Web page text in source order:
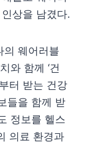
상을 남겼다.
의 웨어러블
와 함께 ‘건
터 받는 건강
들을 함께 받
정보를 헬스
의료 환경과